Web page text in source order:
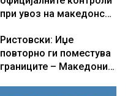
при увоз на македонско
пиперки, објави АХВ
Ристовски: Иџе
повторно ги поместува
границите – Македонија